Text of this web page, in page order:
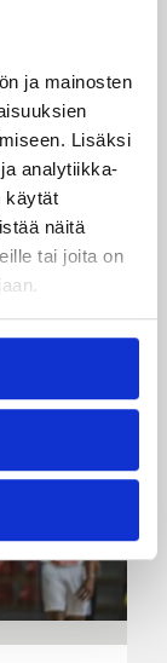
ja mainosten
Lisäksi
analytiikka-
käytät
näitä
tai joita on
kun
tilastoi